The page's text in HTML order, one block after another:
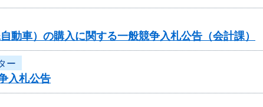
動車）の購入に関する一般競争入札公告（会計課）
ー
入札公告